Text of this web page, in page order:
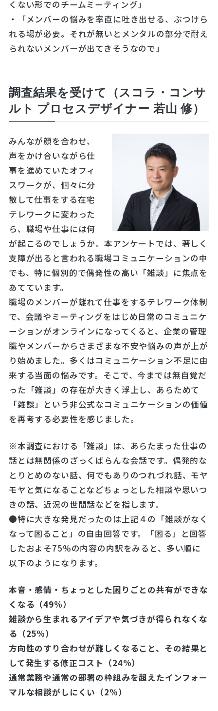
くない形でのチームミーティング」
・「メンバーの悩みを率直に吐き出せる、ぶつけら
れる場が必要。それが無いとメンタルの部分で耐え
られないメンバーが出てきそうなので」
調査結果を受けて（スコラ・コンサ
ルト プロセスデザイナー 若山 修）
みんなが顔を合わせ、
声をかけ合いながら仕
事を進めていたオフィ
スワークが、個々に分
散して仕事をする在宅
テレワークに変わった
ら、職場や仕事には何
が起こるのでしょうか。本アンケートでは、著しく
支障が出ると言われる職場コミュニケーションの中
でも、特に個別的で偶発性の高い「雑談」に焦点を
あてています。
職場のメンバーが離れて仕事をするテレワーク体制
で、会議やミーティングをはじめ日常のコミュニケ
ーションがオンラインになってくると、企業の管理
職やメンバーからさまざまな不安や悩みの声が上が
り始めました。多くはコミュニケーション不足に由
来する当面の悩みです。そこで、今までは無自覚だ
った「雑談」の存在が大きく浮上し、あらためて
「雑談」という非公式なコミュニケーションの価値
を再考する必要性を感じました。
※本調査における「雑談」は、あらたまった仕事の
話とは無関係のざっくばらんな会話です。偶発的な
とりとめのない話、何でもありのつれづれ話、モヤ
モヤと気になることなどちょっとした相談や思いつ
きの話、近況の世間話などを指します。
●特に大きな発見だったのは上記４の「雑談がなく
なって困ること」の自由回答です。「困る」と回答
したおよそ75%の内容の内訳をみると、多い順に
以下のようになります。
本音・感情・ちょっとした困りごとの共有ができな
くなる （49%）
雑談から生まれるアイデアや気づきが得られなくな
る （25%）
方向性のすり合わせが難しくなること、その結果と
して発生する修正コスト （24%）
通常業務や通常の部署の枠組みを超えたインフォー
マルな相談がしにくい （2%）